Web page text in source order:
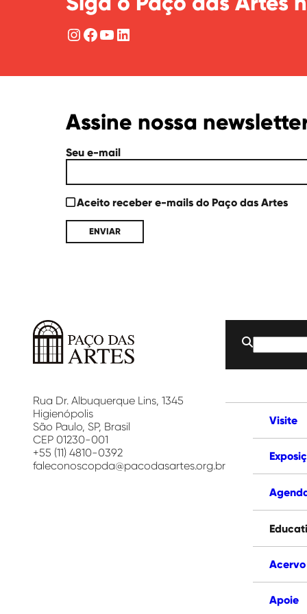
Instagram
Facebook
YouTube
LinkedIn
Assine nossa
Seu e-mail
Aceito receber e-mails do Paço das Artes
Artes
Rua Dr. Albuquerque Lins, 1345
Higienópolis
São Paulo, SP, Brasil
CEP 01230-001
+55 (11) 4810-0392
faleconoscopda@pacodasartes.org.br
Buscar
por:
Visite
Acervo
Apoie